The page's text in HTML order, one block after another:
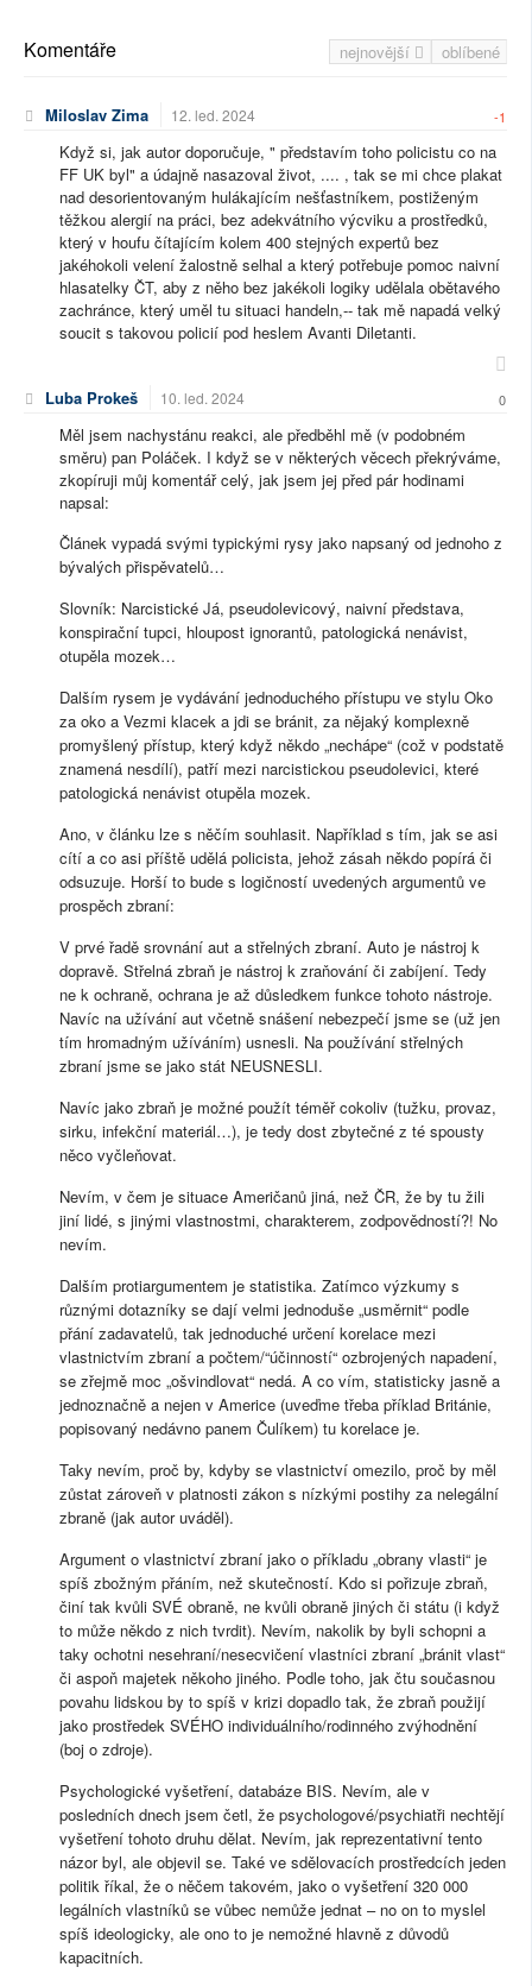
nejnovější oblíbené
Komentáře
Miloslav Zima 12. led. 2024 -1
Když si, jak autor doporučuje, " představím toho policistu co na
FF UK byl" a údajně nasazoval život, .... , tak se mi chce plakat
nad desorientovaným hulákajícím nešťastníkem, postiženým
těžkou alergií na práci, bez adekvátního výcviku a prostředků,
který v houfu čítajícím kolem 400 stejných expertů bez
jakéhokoli velení žalostně selhal a který potřebuje pomoc naivní
hlasatelky ČT, aby z něho bez jakékoli logiky udělala obětavého
zachránce, který uměl tu situaci handeln,-- tak mě napadá velký
soucit s takovou policií pod heslem Avanti Diletanti.
Luba Prokeš 10. led. 2024 0
Měl jsem nachystánu reakci, ale předběhl mě (v podobném
směru) pan Poláček. I když se v některých věcech překrýváme,
zkopíruji můj komentář celý, jak jsem jej před pár hodinami
napsal:
Článek vypadá svými typickými rysy jako napsaný od jednoho z
bývalých přispěvatelů…
Slovník: Narcistické Já, pseudolevicový, naivní představa,
konspirační tupci, hloupost ignorantů, patologická nenávist,
otupěla mozek…
Dalším rysem je vydávání jednoduchého přístupu ve stylu Oko
za oko a Vezmi klacek a jdi se bránit, za nějaký komplexně
promyšlený přístup, který když někdo „nechápe“ (což v podstatě
znamená nesdílí), patří mezi narcistickou pseudolevici, které
patologická nenávist otupěla mozek.
Ano, v článku lze s něčím souhlasit. Například s tím, jak se asi
cítí a co asi příště udělá policista, jehož zásah někdo popírá či
odsuzuje. Horší to bude s logičností uvedených argumentů ve
prospěch zbraní:
V prvé řadě srovnání aut a střelných zbraní. Auto je nástroj k
dopravě. Střelná zbraň je nástroj k zraňování či zabíjení. Tedy
ne k ochraně, ochrana je až důsledkem funkce tohoto nástroje.
Navíc na užívání aut včetně snášení nebezpečí jsme se (už jen
tím hromadným užíváním) usnesli. Na používání střelných
zbraní jsme se jako stát NEUSNESLI.
Navíc jako zbraň je možné použít téměř cokoliv (tužku, provaz,
sirku, infekční materiál…), je tedy dost zbytečné z té spousty
něco vyčleňovat.
Nevím, v čem je situace Američanů jiná, než ČR, že by tu žili
jiní lidé, s jinými vlastnostmi, charakterem, zodpovědností?! No
nevím.
Dalším protiargumentem je statistika. Zatímco výzkumy s
různými dotazníky se dají velmi jednoduše „usměrnit“ podle
přání zadavatelů, tak jednoduché určení korelace mezi
vlastnictvím zbraní a počtem/“účinností“ ozbrojených napadení,
se zřejmě moc „ošvindlovat“ nedá. A co vím, statisticky jasně a
jednoznačně a nejen v Americe (uveďme třeba příklad Británie,
popisovaný nedávno panem Čulíkem) tu korelace je.
Taky nevím, proč by, kdyby se vlastnictví omezilo, proč by měl
zůstat zároveň v platnosti zákon s nízkými postihy za nelegální
zbraně (jak autor uváděl).
Argument o vlastnictví zbraní jako o příkladu „obrany vlasti“ je
spíš zbožným přáním, než skutečností. Kdo si pořizuje zbraň,
činí tak kvůli SVÉ obraně, ne kvůli obraně jiných či státu (i když
to může někdo z nich tvrdit). Nevím, nakolik by byli schopni a
taky ochotni nesehraní/nesecvičení vlastníci zbraní „bránit vlast“
či aspoň majetek někoho jiného. Podle toho, jak čtu současnou
povahu lidskou by to spíš v krizi dopadlo tak, že zbraň použijí
jako prostředek SVÉHO individuálního/rodinného zvýhodnění
(boj o zdroje).
Psychologické vyšetření, databáze BIS. Nevím, ale v
posledních dnech jsem četl, že psychologové/psychiatři nechtějí
vyšetření tohoto druhu dělat. Nevím, jak reprezentativní tento
názor byl, ale objevil se. Také ve sdělovacích prostředcích jeden
politik říkal, že o něčem takovém, jako o vyšetření 320 000
legálních vlastníků se vůbec nemůže jednat – no on to myslel
spíš ideologicky, ale ono to je nemožné hlavně z důvodů
kapacitních.